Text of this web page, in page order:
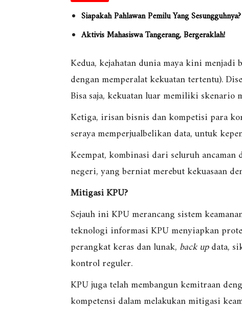
Siapakah Pahlawan Pemilu Yang Sesungguhnya?
Aktivis Mahasiswa Tangerang, Bergeraklah!
Kedua, kejahatan dunia maya kini
dengan memperalat kekuatan tertentu).
Bisa saja, kekuatan luar memiliki skenario
Ketiga, irisan bisnis dan kompetisi para
seraya memperjualbelikan data, untuk
Keempat, kombinasi dari seluruh ancaman
negeri, yang berniat merebut kekuasaan
Mitigasi KPU?
Sejauh ini KPU merancang sistem
teknologi informasi KPU menyiapkan
perangkat keras dan lunak, back updata,
kontrol reguler.
KPU juga telah membangun kemitraan
kompetensi dalam melakukan mitigasi